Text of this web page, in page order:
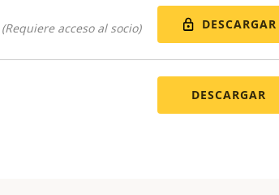
(Requiere acceso al socio) DESCARGAR
DESCARGAR